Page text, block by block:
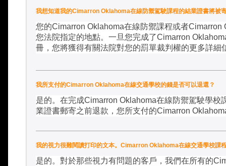
我想知道我的Cimarron Oklahoma在線防禦駕駛課程的結業證書將被
您的Cimarron Oklahoma在線防禦課程或者Cimarron
您法院指定的地點。一旦您完成了Cimarron
冊，您將獲得有關法院對您的罰單裁判權的更多詳細
我所支付的Cimarron Oklahoma在線交通學校的錢是否可以退還？
是的。在完成Cimarron Oklahoma在線防禦駕駛學校
業證書郵寄之前退款，您所支付的Cimarron
我的視力很難閱讀打印的文本。Cimarron Oklahoma在線交通學校課
是的。對於那些視力有問題的客戶，我們在所有的